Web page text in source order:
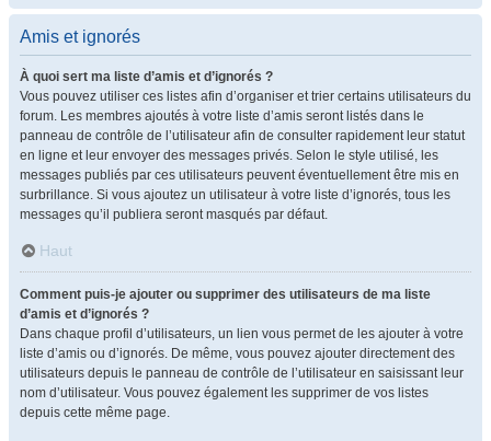
Amis et ignorés
À quoi sert ma liste d’amis et d’ignorés ?
Vous pouvez utiliser ces listes afin d’organiser et trier certains utilisateurs du
forum. Les membres ajoutés à votre liste d’amis seront listés dans le
panneau de contrôle de l’utilisateur afin de consulter rapidement leur statut
en ligne et leur envoyer des messages privés. Selon le style utilisé, les
messages publiés par ces utilisateurs peuvent éventuellement être mis en
surbrillance. Si vous ajoutez un utilisateur à votre liste d’ignorés, tous les
messages qu’il publiera seront masqués par défaut.
Haut
Comment puis-je ajouter ou supprimer des utilisateurs de ma liste
d’amis et d’ignorés ?
Dans chaque profil d’utilisateurs, un lien vous permet de les ajouter à votre
liste d’amis ou d’ignorés. De même, vous pouvez ajouter directement des
utilisateurs depuis le panneau de contrôle de l’utilisateur en saisissant leur
nom d’utilisateur. Vous pouvez également les supprimer de vos listes
depuis cette même page.